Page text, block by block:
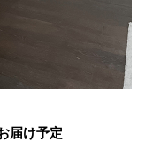
届け予定